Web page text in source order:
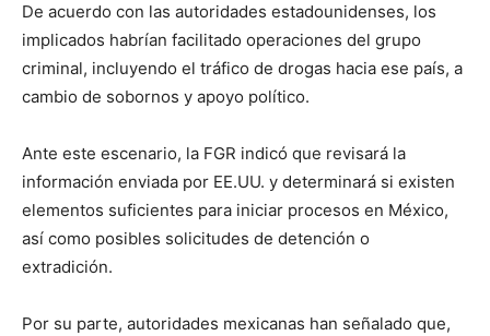
De acuerdo con las autoridades estadounidenses, los
implicados habrían facilitado operaciones del grupo
criminal, incluyendo el tráfico de drogas hacia ese país, a
cambio de sobornos y apoyo político.
Ante este escenario, la FGR indicó que revisará la
información enviada por EE.UU. y determinará si existen
elementos suficientes para iniciar procesos en México,
así como posibles solicitudes de detención o
extradición.
Por su parte, autoridades mexicanas han señalado que,